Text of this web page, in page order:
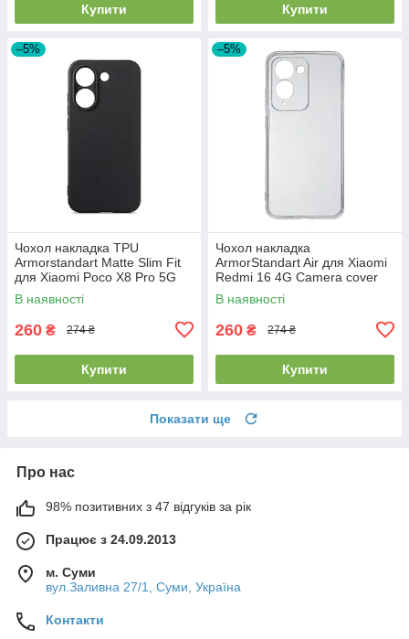
Купити Купити
–5%
Чохол накладка TPU
Armorstandart Matte Slim Fit
для Xiaomi Poco X8 Pro 5G
Camera cover Black
(ARM90712)
В наявності
260 ₴ 274 ₴
Купити
–5%
Чохол накладка
ArmorStandart Air для Xiaomi
Redmi 16 4G Camera cover
Clear (ARM90955)
В наявності
260 ₴ 274 ₴
Купити
Показати ще
Про нас
98% позитивних з 47 відгуків за рік
Працює з 24.09.2013
м. Суми
вул.Заливна 27/1, Суми, Україна
Контакти